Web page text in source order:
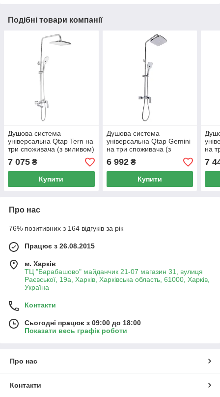
Подібні товари компанії
Душова система
універсальна Qtap Tern на
три споживача (з виливом)
QTTER111CRM47591
Chrome
7 075 ₴
Купити
Душова система
універсальна Qtap Gemini
на три споживача (з
виливом)
QTGEM111CRM45685
Chrome
6 992₴
Купити
на
7
Про нас
76% позитивних з 164 відгуків за рік
Працює з 26.08.2015
м. Харків
ТЦ "Барабашово" майданчик 21-07 магазин 31, вулиця
Раєвської, 19а, Харків, Харківська область, 61000, Харків,
Україна
Контакти
Сьогодні працює з 09:00 до 18:00
Показати весь графік роботи
Про нас
Контакти